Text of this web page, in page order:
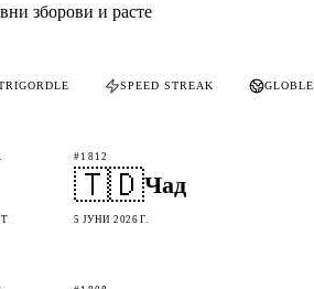
зборови и расте
SPEED STREAK GLOBLE
#1812
🇹🇩Чад
5 ЈУНИ 2026 Г.